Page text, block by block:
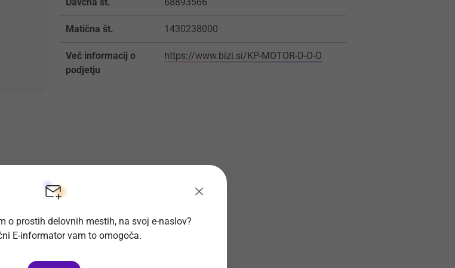
Matična št. 1430238000
Več informacij o
podjetju
https://www.bizi.si/KP-MOTOR-D-O-O
o prostih delovnih mestih, na svoj e-naslov?
E-informator vam to omogoča.